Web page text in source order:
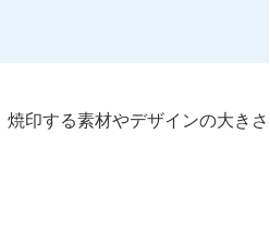
印する素材やデザインの大きさ